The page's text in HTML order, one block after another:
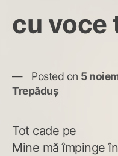
cu voce
Posted on 5
Trepăduș
Tot cade pe
Mine mă împinge în